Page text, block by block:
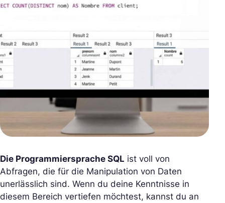
Die Programmiersprache SQL ist voll von
Abfragen, die für die Manipulation von Daten
unerlässlich sind. Wenn du deine Kenntnisse in
diesem Bereich vertiefen möchtest, kannst du an